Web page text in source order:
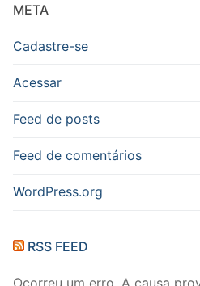
META
Cadastre-se
Acessar
Feed de posts
Feed de comentários
WordPress.org
RSS FEED